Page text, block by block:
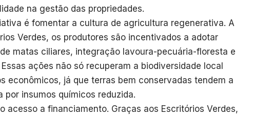
na gestão das propriedades.
é fomentar a cultura de agricultura regenerativa. A
Verdes, os produtores são incentivados a adotar
matas ciliares, integração lavoura-pecuária-floresta e
ações não só recuperam a biodiversidade local
econômicos, já que terras bem conservadas tendem a
por insumos químicos reduzida.
acesso a financiamento. Graças aos Escritórios Verdes,